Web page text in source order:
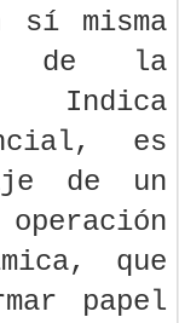
misma
de la
Indica
es
de un
que
papel